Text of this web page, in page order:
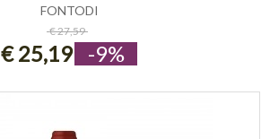
ESAURITO
FONTODI
€ 27,59
€ 25,19 -9%